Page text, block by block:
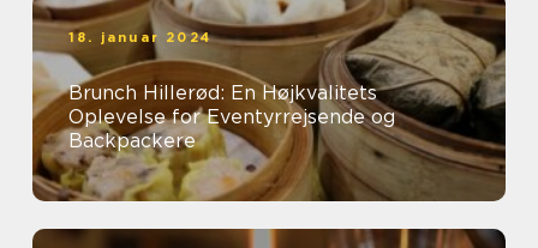
18. januar 2024
Brunch Hillerød: En Højkvalitets
Oplevelse for Eventyrrejsende og
Backpackere